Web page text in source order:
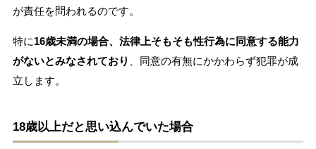
が責任を問われるのです。
特に16歳未満の場合、法律上そもそも性行為に同意する能力
がないとみなされており
、同意の有無にかかわらず犯罪が成
立します。
18歳以上だと思い込んでいた場合